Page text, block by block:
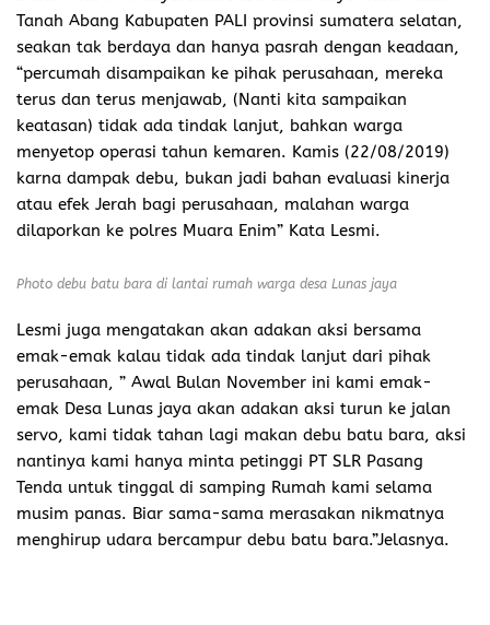
Tanah Abang Kabupaten PALI provinsi sumatera selatan,
seakan tak berdaya dan hanya pasrah dengan keadaan,
“percumah disampaikan ke pihak perusahaan, mereka
terus dan terus menjawab, (Nanti kita sampaikan
keatasan) tidak ada tindak lanjut, bahkan warga
menyetop operasi tahun kemaren. Kamis (22/08/2019)
karna dampak debu, bukan jadi bahan evaluasi kinerja
atau efek Jerah bagi perusahaan, malahan warga
dilaporkan ke polres Muara Enim” Kata Lesmi.
Photo debu batu bara di lantai rumah warga desa Lunas jaya
Lesmi juga mengatakan akan adakan aksi bersama
emak-emak kalau tidak ada tindak lanjut dari pihak
perusahaan, ” Awal Bulan November ini kami emak-
emak Desa Lunas jaya akan adakan aksi turun ke jalan
servo, kami tidak tahan lagi makan debu batu bara, aksi
nantinya kami hanya minta petinggi PT SLR Pasang
Tenda untuk tinggal di samping Rumah kami selama
musim panas. Biar sama-sama merasakan nikmatnya
menghirup udara bercampur debu batu bara.”Jelasnya.